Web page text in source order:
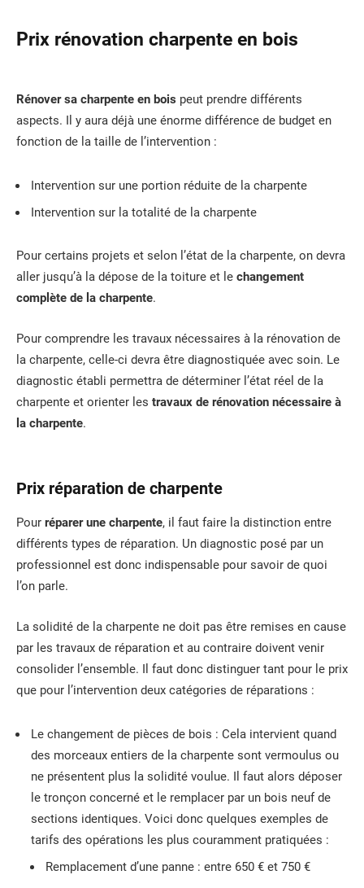
Prix rénovation charpente en bois
Rénover sa charpente en bois peut prendre différents
aspects. Il y aura déjà une énorme différence de budget en
fonction de la taille de l’intervention :
Intervention sur une portion réduite de la charpente
Intervention sur la totalité de la charpente
Pour certains projets et selon l’état de la charpente, on devra
aller jusqu’à la dépose de la toiture et le changement
complète de la charpente.
Pour comprendre les travaux nécessaires à la rénovation de
la charpente, celle-ci devra être diagnostiquée avec soin. Le
diagnostic établi permettra de déterminer l’état réel de la
charpente et orienter les travaux de rénovation nécessaire à
la charpente.
Prix réparation de charpente
Pour réparer une charpente, il faut faire la distinction entre
différents types de réparation. Un diagnostic posé par un
professionnel est donc indispensable pour savoir de quoi
l’on parle.
La solidité de la charpente ne doit pas être remises en cause
par les travaux de réparation et au contraire doivent venir
consolider l’ensemble. Il faut donc distinguer tant pour le prix
que pour l’intervention deux catégories de réparations :
Le changement de pièces de bois : Cela intervient quand
des morceaux entiers de la charpente sont vermoulus ou
ne présentent plus la solidité voulue. Il faut alors déposer
le tronçon concerné et le remplacer par un bois neuf de
sections identiques. Voici donc quelques exemples de
tarifs des opérations les plus couramment pratiquées :
Remplacement d’une panne : entre 650 € et 750 €